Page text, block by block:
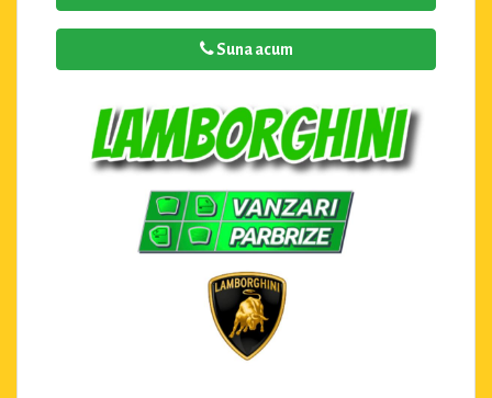
Suna acum